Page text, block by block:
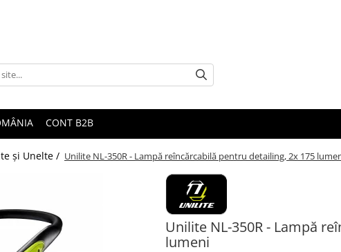
CONT B2B
şi Unelte / Unilite NL-350R - Lampă reîncărcabilă pentru detailing, 2x 175
Unilite NL-350R - Lampă
lumeni